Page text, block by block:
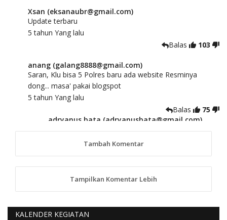
Xsan (eksanaubr@gmail.com)
Update terbaru
5 tahun Yang lalu
Balas
103
anang (galang8888@gmail.com)
Saran, Klu bisa 5 Polres baru ada website Resminya
dong... masa' pakai blogspot
5 tahun Yang lalu
Balas
75
adryanus bata (adryanusbata@gmail.com)
TKS atas saran dan masukannya, akan kami
tindaklanjuti
anggy (anakkaos@gmail.com)
Kami perantu bisa baca langsung terkait Pilkada Sumba
5 tahun Yang lalu
Tambah Komentar
Tampilkan Komentar Lebih
KALENDER KEGIATAN